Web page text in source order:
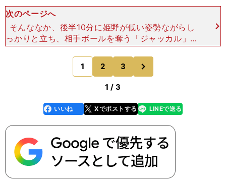
次のページへ
そんななか、後半10分に姫野が低い姿勢ながらし
っかりと立ち、相手ボールを奪う「ジャッカル」を
成功。そのプレーが相手の反則を誘い、SO（スタ
ンドオフ）田村優（キヤノン）がPGを決めて再び
７点差（19－1
1 2 3
1 / 3
faceboo
k
いいね Xでポストする
line LINEで送る